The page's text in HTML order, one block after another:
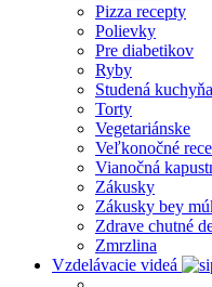
Pizza recepty
Polievky
Pre diabetikov
Ryby
Studená kuchyňa
Torty
Vegetariánske
Veľkonočné
Vianočná
Zákusky
Zákusky bey
Zdrave chutné
Zmrzlina
Vzdelávacie videá